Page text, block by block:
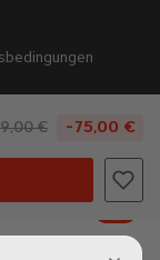
,00 € -75,00 €